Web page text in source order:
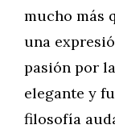
mucho más
una
pasión por
elegante y
filosofía